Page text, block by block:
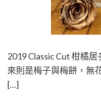
2019 Classic Cut 柑橘
來則是梅子與梅餅，無
[…]